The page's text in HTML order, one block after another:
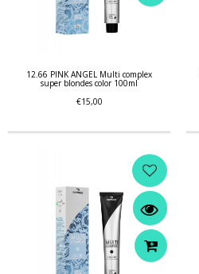
12.66 PINK ANGEL Multi complex
super blondes color 100ml
€15,00